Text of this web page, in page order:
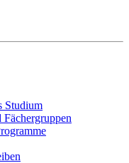
Studium
Fächergruppen